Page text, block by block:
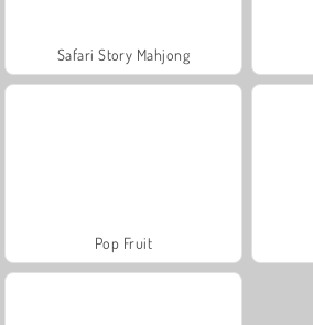
Safari Story Mahjong
Pop Fruit